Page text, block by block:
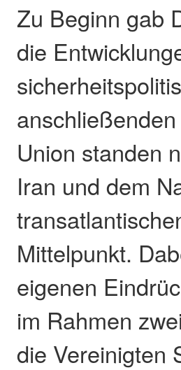
Zu Beginn gab
die
Union standen
Iran und dem
Mittelpunkt.
eigenen
im Rahmen
die Vereinigten